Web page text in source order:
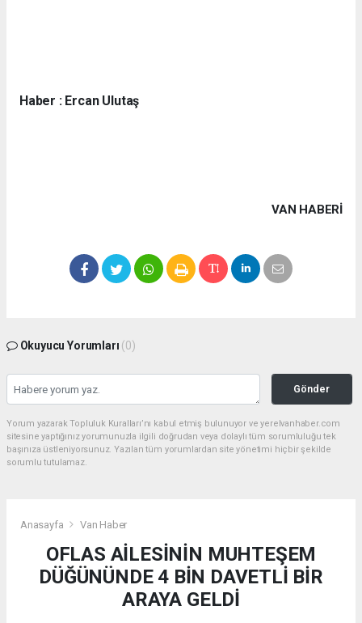
Haber : Ercan Ulutaş
VAN HABERİ
Okuyucu Yorumları (0)
Gönder
Yorum yazarak Topluluk Kuralları’nı kabul etmiş bulunuyor ve yerelvanhaber.com
sitesine yaptığınız yorumunuzla ilgili doğrudan veya dolaylı tüm sorumluluğu tek
başınıza üstleniyorsunuz. Yazılan tüm yorumlardan site yönetimi hiçbir şekilde
sorumlu tutulamaz.
Anasayfa Van Haber
OFLAS AİLESİNİN MUHTEŞEM
DÜĞÜNÜNDE 4 BİN DAVETLİ BİR
ARAYA GELDİ